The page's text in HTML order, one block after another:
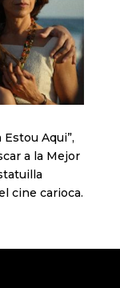
Aqui”,
a la Mejor
cine carioca.